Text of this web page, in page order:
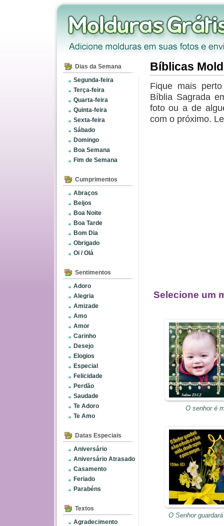
Dias da Semana
Segunda-feira
Terça-feira
Quarta-feira
Quinta-feira
Sexta-feira
Sábado
Domingo
Boa Semana
Fim de Semana
Cumprimentos
Abraços
Beijos
Boa Noite
Boa Tarde
Bom Dia
Obrigado
Oi / Olá
Sentimentos
Adoro
Alegria
Amizade
Amo
Amor
Carinho
Desejo
Elogios
Especial
Felicidade
Perdão
Saudade
Te Adoro
Te Amo
Datas Especiais
Aniversário
Aniversário Atrasado
Casamento
Feriado
Parabéns
Textos
Agradecimento
Bíblicas
Fique mais
Bíblia Sagrada
foto ou a de
com o próximo.
Selecione um
O senhor é
O Senhor